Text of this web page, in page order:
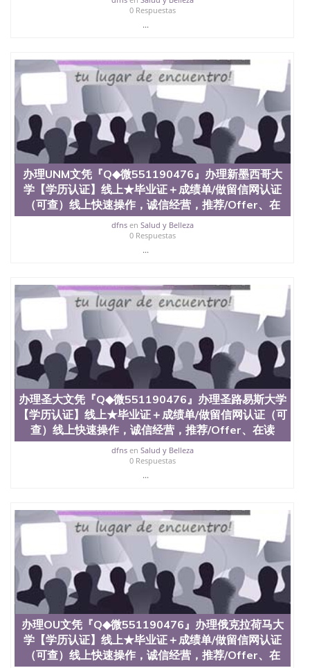
0 Respuestas
...
办理UNM文凭『Q◆微551190476』办理新墨西哥大
学【学历认证】线上★毕业证＋成绩单/做留信网认证
（可查）线上快速操作，诚信经营，推荐/Offer、在
dfnsen Salud y Belleza
0 Respuestas
...
办理圣大文凭『Q◆微551190476』办理圣路易斯大学
【学历认证】线上★毕业证＋成绩单/做留信网认证（可
查）线上快速操作，诚信经营，推荐/Offer、在读
dfnsen Salud y Belleza
0 Respuestas
...
办理OU文凭『Q◆微551190476』办理俄克拉荷马大
学【学历认证】线上★毕业证＋成绩单/做留信网认证
（可查）线上快速操作，诚信经营，推荐/Offer、在